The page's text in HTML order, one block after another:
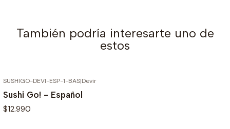
También podría interesarte uno de
estos
SUSHIGO-DEVI-ESP-1-BAS|Devir
Sushi Go! - Español
$12.990